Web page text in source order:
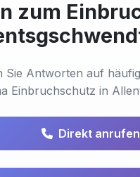
zum
Sie Antworten auf
Einbruchschutz in
Direkt anrufen